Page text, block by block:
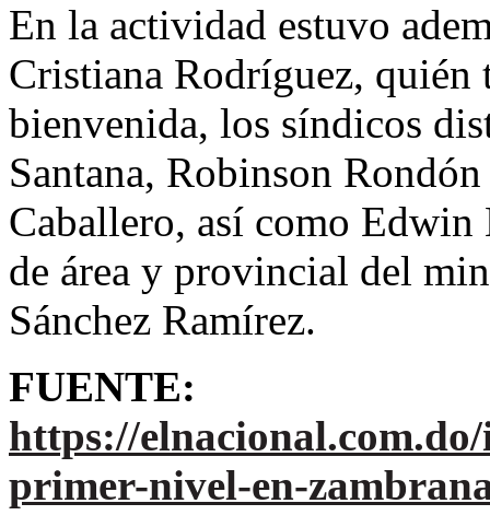
En la actividad estuvo
Cristiana Rodríguez, quién
bienvenida, los síndicos
Santana, Robinson
Caballero, así como Edwin
de área y provincial del
Sánchez Ramírez.
FUENTE:
https://
primer-nivel-en-